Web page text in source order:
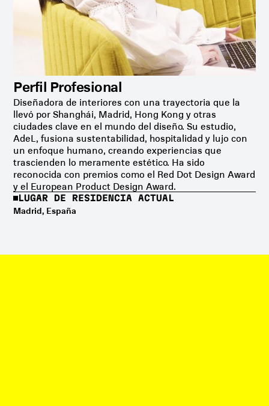
Perfil Profesional
Diseñadora de interiores con una trayectoria que la
llevó por Shanghái, Madrid, Hong Kong y otras
ciudades clave en el mundo del diseño. Su estudio,
AdeL, fusiona sustentabilidad, hospitalidad y lujo con
un enfoque humano, creando experiencias que
trascienden lo meramente estético. Ha sido
reconocida con premios como el Red Dot Design Award
y el European Product Design Award.
LUGAR DE RESIDENCIA ACTUAL
Madrid, España